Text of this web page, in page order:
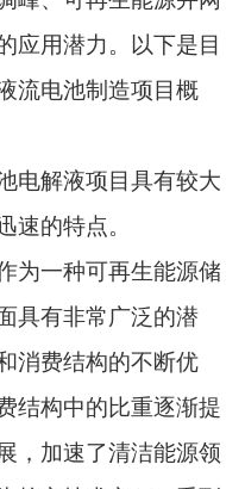
可再生能源储
常广泛的潜
构的不断优
的比重逐渐提
技术之一，受到
中主要使用的
但随着初步谷
政策的扶持，大
使其在储能市